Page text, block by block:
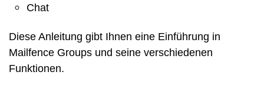
Chat
Diese Anleitung gibt Ihnen eine Einführung in
Mailfence Groups und seine verschiedenen
Funktionen.